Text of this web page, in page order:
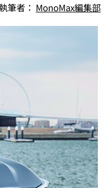
筆者： MonoMax編集部